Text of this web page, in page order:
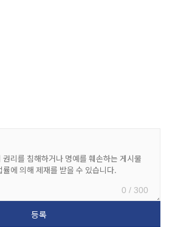
0 / 300